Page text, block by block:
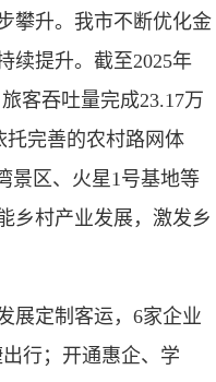
攀升。我市不断优化金
续提升。截至2025年
客吞吐量完成23.17万
托完善的农村路网体
景区、火星1号基地等
乡村产业发展，激发乡
定制客运，6家企业
行；开通惠企、学